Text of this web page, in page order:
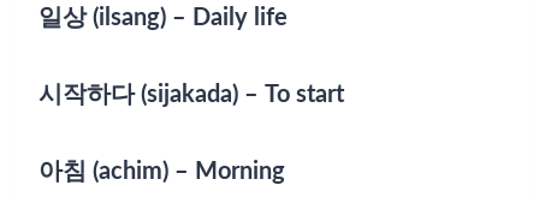
일상 (ilsang) – Daily life
시작하다 (sijakada) – To start
아침 (achim) – Morning